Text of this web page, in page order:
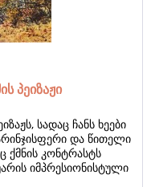
პეიზაჟი
სადაც ჩანს ხეები
და წითელი
ქმნის კონტრასტს
იმპრესიონისტული